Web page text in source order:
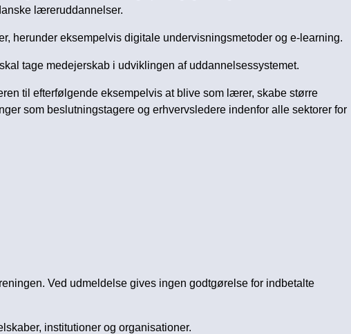
læreruddannelser.
herunder eksempelvis digitale undervisningsmetoder og e-learning.
tage medejerskab i udviklingen af uddannelsessystemet.
til efterfølgende eksempelvis at blive som lærer, skabe større
som beslutningstagere og erhvervsledere indenfor alle sektorer for
Ved udmeldelse gives ingen godtgørelse for indbetalte
institutioner og organisationer.